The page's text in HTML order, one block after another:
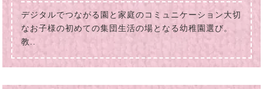
デジタルでつながる園と家庭のコミュニケーション大切
なお子様の初めての集団生活の場となる幼稚園選び。
教..